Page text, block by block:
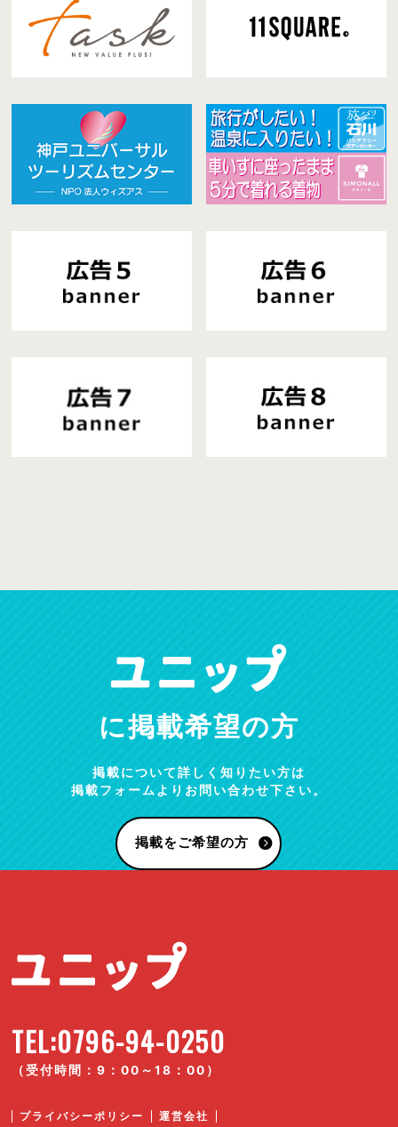
に掲載希望の方
掲載について詳しく知りたい方は
掲載フォームよりお問い合わせ下さい。
掲載をご希望の方
TEL:0796-94-0250
（受付時間：9：00～18：00）
プライバシーポリシー 運営会社